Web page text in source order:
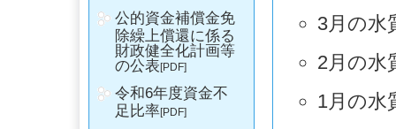
公的資金補償金免
除繰上償還に係る
財政健全化計画等
の公表 [PDF]
令和6年度資金不
足比率[PDF]